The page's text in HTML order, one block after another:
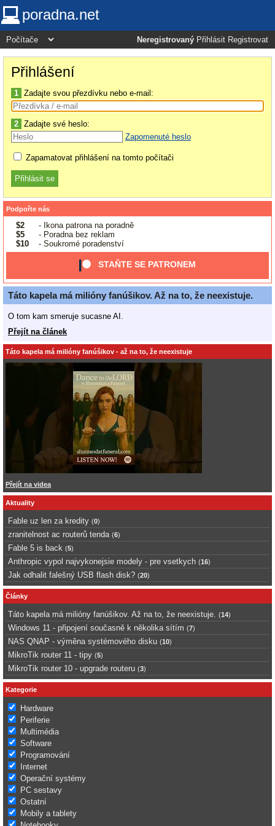
poradna.net
Neregistrovaný Přihlásit Registrovat
Přihlášení
1 Zadajte svou přezdívku nebo e-mail:
2 Zadajte své heslo:
Zapomenuté heslo
Zapamatovat přihlášení na tomto počítači
Podpořte nás
$2
- Ikona patrona na poradně
$5
- Poradna bez reklam
$10
- Soukromé poradenství
STAŇTE SE PATRONEM
Táto kapela má milióny fanúšikov. Až na to, že neexistuje.
O tom kam smeruje sucasne AI.
Přejít na článek
Táto kapela má milióny fanúšikov - až na to, že neexistuje
Přejít na videa
Aktuality
Fable uz len za kredity (0)
zranitelnost ac routerů tenda (6)
Fable 5 is back (5)
Anthropic vypol najvykonejsie modely - pre vsetkych (16)
Jak odhalit falešný USB flash disk? (20)
Články
Táto kapela má milióny fanúšikov. Až na to, že neexistuje. (14)
Windows 11 - připojení současně k několika sítím (7)
NAS QNAP - výměna systémového disku (10)
MikroTik router 11 - tipy (5)
MikroTik router 10 - upgrade routeru (3)
Kategorie
Hardware
Periferie
Multimédia
Software
Programování
Internet
Operační systémy
PC sestavy
Ostatní
Mobily a tablety